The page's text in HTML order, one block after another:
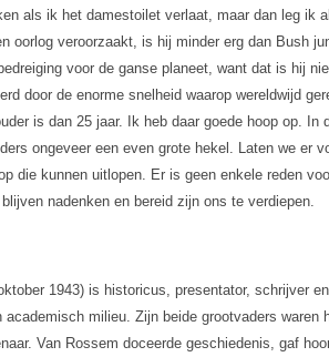
als ik het damestoilet verlaat, maar dan leg ik
oorlog veroorzaakt, is hij minder erg dan Bush
voor de ganse planeet, want dat is hij
door de enorme snelheid waarop wereldwijd
is dan 25 jaar. Ik heb daar goede hoop op. In
ongeveer een even grote hekel. Laten we er
die kunnen uitlopen. Er is geen enkele reden
nadenken en bereid zijn ons te verdiepen.
1943) is historicus, presentator, schrijver
academisch milieu. Zijn beide grootvaders waren
Van Rossem doceerde geschiedenis, gaf